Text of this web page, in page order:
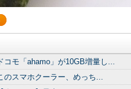
コモ「ahamo」が10GB増量し...
のスマホクーラー、めっち...